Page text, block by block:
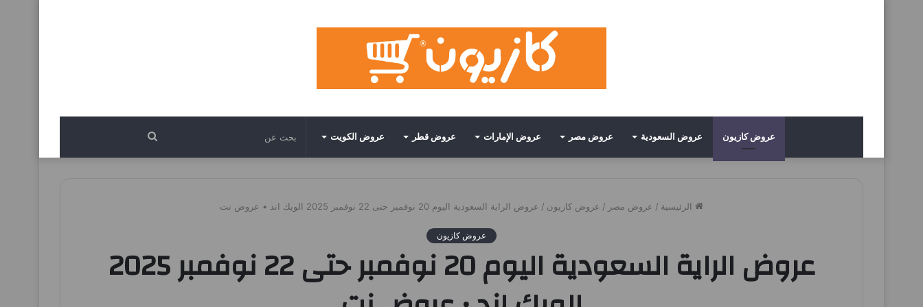
عروض كازيون عروض السعودية عروض مصر عروض الإمارات عروض قطر عروض الكويت بحث
الرئيسية / عروض مصر / عروض كازيون / عروض الراية السعودية اليوم 20 نوفمبر حتى 22 نوفمبر 2025 الويك اند • عروض نت
عروض كازيون
عروض الراية السعودية اليوم 20 نوفمبر حتى 22 نوفمبر 2025